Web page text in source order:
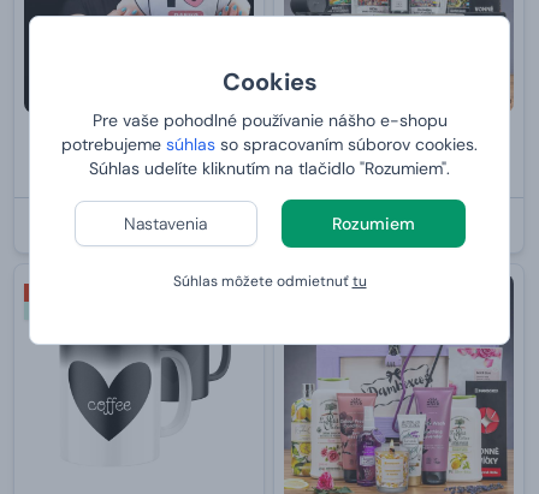
Cookies
Pre vaše pohodlné používanie nášho e-shopu
potrebujeme súhlas so spracovaním súborov cookies.
Súhlas udelíte kliknutím na tlačidlo "Rozumiem".
Nastavenia Rozumiem
Súhlas môžete odmietnuťtu
MiniKlon Dievča do postele
99 €
10.8.2026
Truhlica pre kávičkárku
od89,99 €
U VÁS:10.8.2026